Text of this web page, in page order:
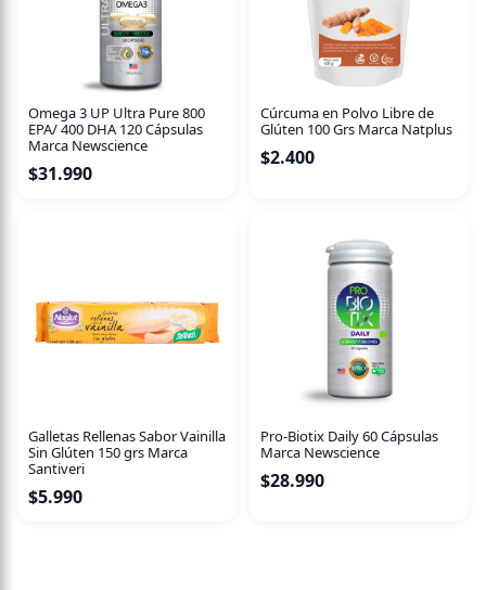
Omega 3 UP Ultra Pure 800
EPA/ 400 DHA 120 Cápsulas
Marca Newscience
$31.990
Cúrcuma en Polvo Libre de
Glúten 100 Grs Marca Natplus
$2.400
Galletas Rellenas Sabor Vainilla
Sin Glúten 150 grs Marca
Santiveri
$5.990
Pro-Biotix Daily 60 Cápsulas
Marca Newscience
$28.990